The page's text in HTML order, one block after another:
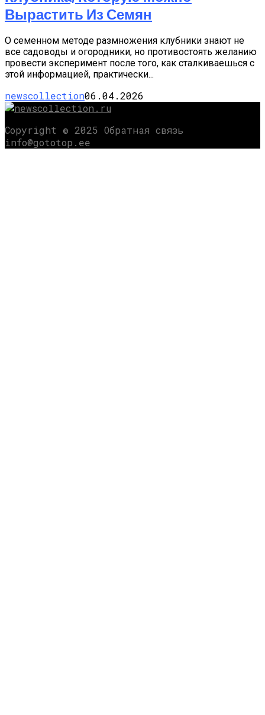
Вырастить Из Семян
О семенном методе размножения клубники знают не
все садоводы и огородники, но противостоять желанию
провести эксперимент после того, как сталкиваешься с
этой информацией, практически...
newscollection06.04.2026
Copyright © 2025 Обратная связь
info@gototop.ee